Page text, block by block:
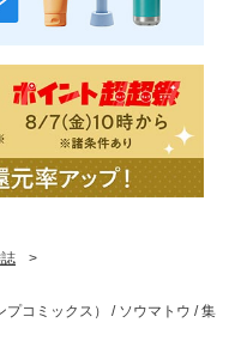
>
プコミックス） / ソウマトウ / 集